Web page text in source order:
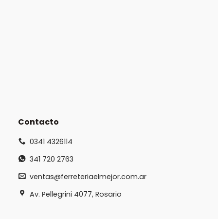
Contacto
0341 4326114
341 720 2763
ventas@ferreteriaelmejor.com.ar
Av. Pellegrini 4077, Rosario